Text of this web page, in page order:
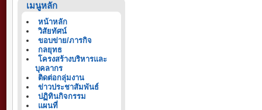
เมนูหลัก
หน้าหลัก
วิสัยทัศน์
ขอบข่าย/ภารกิจ
กลยุทธ
โครงสร้างบริหารและ
บุคลากร
ติดต่อกลุ่มงาน
ข่าวประชาสัมพันธ์
ปฏิทินกิจกรรม
แผนที่